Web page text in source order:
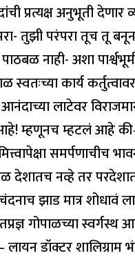
प्रत्यक्ष अनुभूती
तुझी परंपरा तूच तू
नाही- अशा
स्वतःच्या कार्य
लाटेवर
म्हणूनच म्हटलं आहे
नव्हे तर
झाड मात्र
स्वर्गस्थ
लायन डॉक्टर